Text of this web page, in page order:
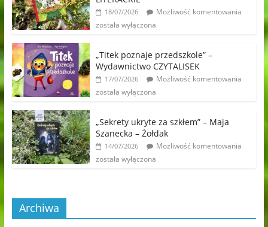
18/07/2026
Możliwość komentowania
została wyłączona
„Titek poznaje przedszkole” –
Wydawnictwo CZYTALISEK
17/07/2026
Możliwość komentowania
została wyłączona
„Sekrety ukryte za szkłem” – Maja
Szanecka – Żołdak
14/07/2026
Możliwość komentowania
została wyłączona
Archiwa